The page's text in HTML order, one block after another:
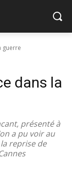
guerre
dans la
présenté à
a pu voir au
reprise de